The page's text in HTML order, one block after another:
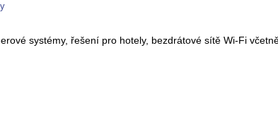
systémy, řešení pro hotely, bezdrátové sítě Wi-Fi